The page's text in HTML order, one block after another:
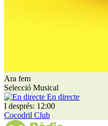
Ara fem
Selecció Musical
En directe
I després: 12:00
Cocodril Club